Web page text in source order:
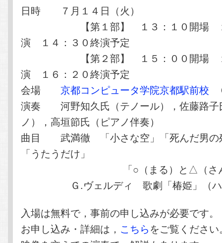
動
日時 ７月１４日（火）
【第１部】 １３：１０開場 １
演 １４：３０終演予定
【第２部】 １５：００開場 １
演 １６：２０終演予定
会場 京都コンピュータ学院京都駅前校
演奏 河野知久氏（テノール），佐藤路子
ノ），高垣節氏（ピアノ伴奏）
曲目 武満徹 「小さな空」「死んだ男の
「うたうだけ」
「○（まる）と△（さんか
Ｇ.ヴェルディ 歌劇「椿姫」（ハ
入場は無料で，事前の申し込みが必要です。
お申し込み・詳細は， こちらをご覧ください